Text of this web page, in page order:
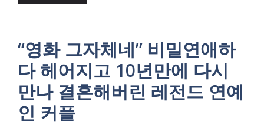
“영화 그자체네” 비밀연애하
다 헤어지고 10년만에 다시
만나 결혼해버린 레전드 연예
인 커플